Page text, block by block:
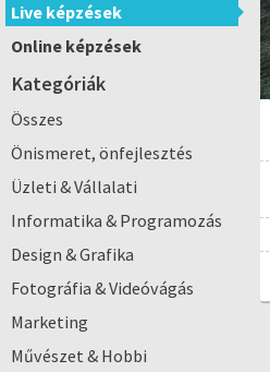
Live képzések
Online képzések
Kategóriák
Összes
Önismeret, önfejlesztés
Üzleti & Vállalati
Informatika & Programozás
Design & Grafika
Fotográfia & Videóvágás
Marketing
Művészet & Hobbi